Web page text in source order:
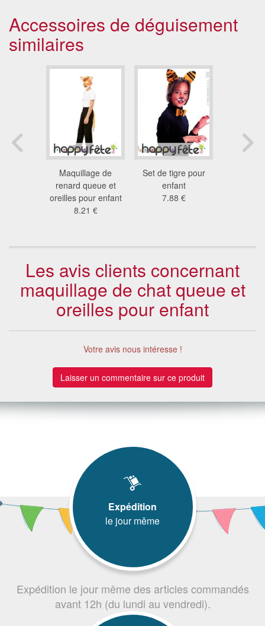
Accessoires de déguisement
similaires
Maquillage de
renard queue et
oreilles pour enfant
8.21 €
Set de tigre pour
enfant
7.88 €
Les avis clients concernant
maquillage de chat queue et
oreilles pour enfant
Votre avis nous intéresse !
Laisser un commentaire sur ce produit
Expédition
le jour même
Expédition le jour même des articles commandés
avant 12h (du lundi au vendredi).